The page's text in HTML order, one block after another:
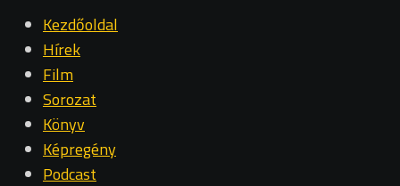
Kezdőoldal
Hírek
Film
Sorozat
Könyv
Képregény
Podcast